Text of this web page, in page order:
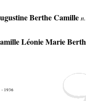
Berthe Camille
Léonie Marie
- 1936